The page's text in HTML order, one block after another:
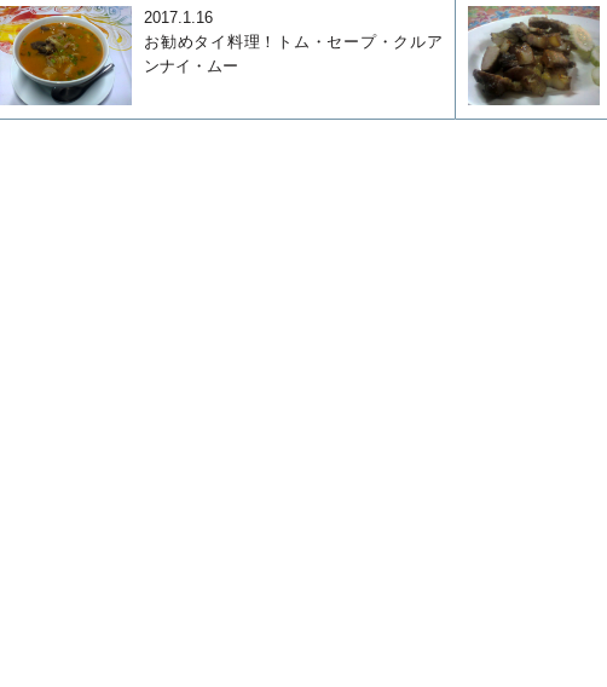
2017.1.16
お勧めタイ料理！トム・セープ・クルア
ンナイ・ムー